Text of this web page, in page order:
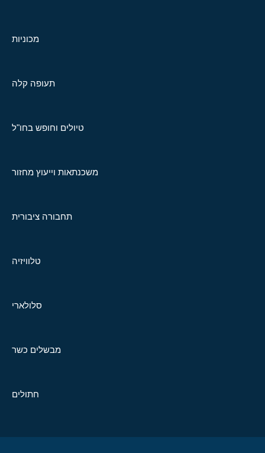
מכוניות
תעופה קלה
טיולים וחופש בחו"ל
משכנתאות וייעוץ מחזור
תחבורה ציבורית
טלוויזיה
סלולארי
מבשלים כשר
חתולים